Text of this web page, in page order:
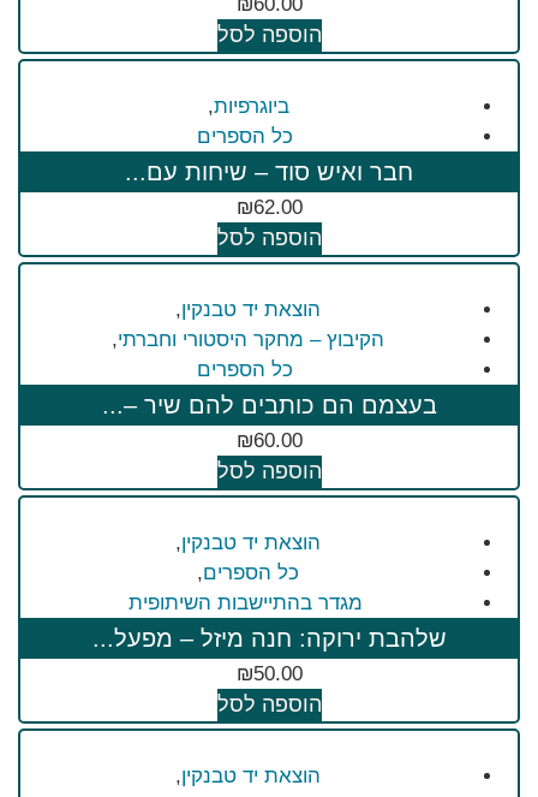
הוספה לסל
ביוגרפיות,
כל הספרים
חבר ואיש סוד – שיחות עם...
₪62.00
הוספה לסל
הוצאת יד טבנקין,
הקיבוץ – מחקר היסטורי וחברתי,
כל הספרים
בעצמם הם כותבים להם שיר –...
₪60.00
הוספה לסל
הוצאת יד טבנקין,
כל הספרים,
מגדר בהתיישבות השיתופית
שלהבת ירוקה: חנה מיזל – מפעל...
₪50.00
הוספה לסל
הוצאת יד טבנקין,